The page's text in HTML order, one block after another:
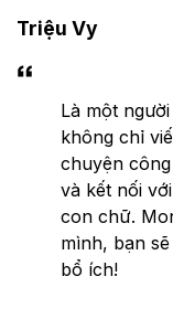
Triệu Vy
Là một
không chỉ
chuyện
và kết nối
con chữ.
mình, bạn
bổ ích!